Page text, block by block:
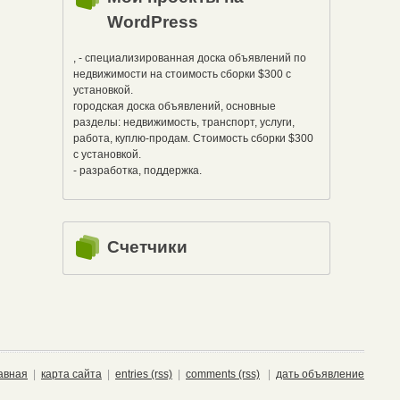
WordPress
, - специализированная доска объявлений по
недвижимости на стоимость сборки $300 с
установкой.
городская доска объявлений, основные
разделы: недвижимость, транспорт, услуги,
работа, куплю-продам. Стоимость сборки $300
с установкой.
- разработка, поддержка.
Счетчики
карта сайта entries (rss) comments (rss) дать объявление